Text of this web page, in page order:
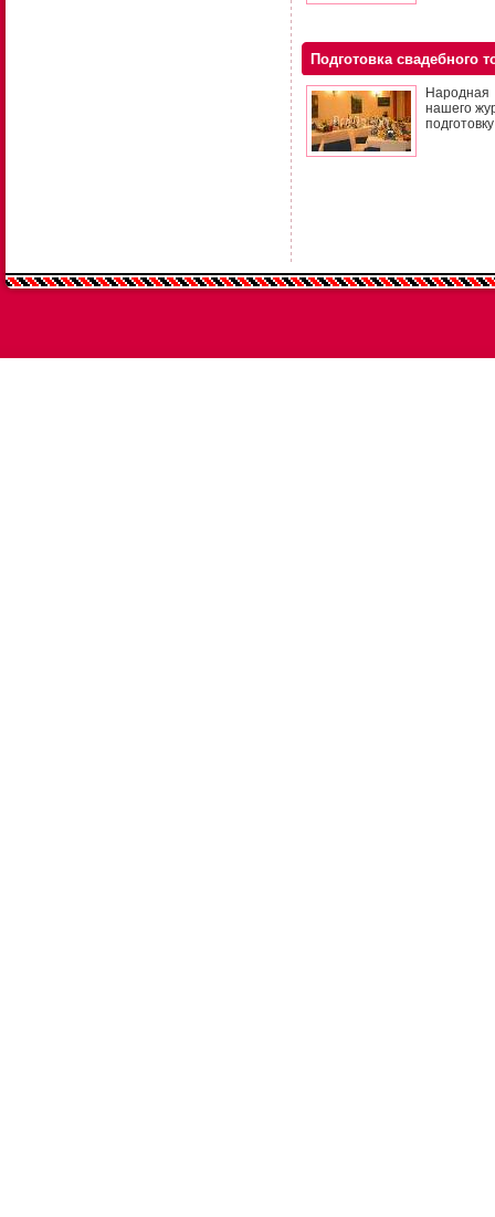
Подготовка свадебного
Народная
нашего